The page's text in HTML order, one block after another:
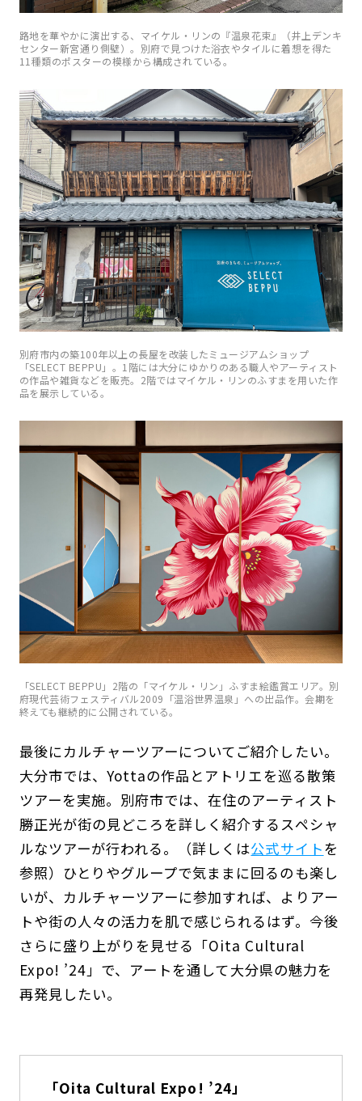
路地を華やかに演出する、マイケル・リンの『温泉花束』（井上デンキ
センター新宮通り側壁）。別府で見つけた浴衣やタイルに着想を得た
11種類のポスターの模様から構成されている。
別府市内の築100年以上の長屋を改装したミュージアムショップ
「SELECT BEPPU」。1階には大分にゆかりのある職人やアーティスト
の作品や雑貨などを販売。2階ではマイケル・リンのふすまを用いた作
品を展示している。
「SELECT BEPPU」2階の「マイケル・リン」ふすま絵鑑賞エリア。別
府現代芸術フェスティバル2009「温浴世界温泉」への出品作。会期を
終えても継続的に公開されている。
最後にカルチャーツアーについてご紹介したい。
大分市では、Yottaの作品とアトリエを巡る散策
ツアーを実施。別府市では、在住のアーティスト
勝正光が街の見どころを詳しく紹介するスペシャ
ルなツアーが行われる。（詳しくは公式サイトを
参照）ひとりやグループで気ままに回るのも楽し
いが、カルチャーツアーに参加すれば、よりアー
トや街の人々の活力を肌で感じられるはず。今後
さらに盛り上がりを見せる「Oita Cultural
Expo! ’24」で、アートを通して大分県の魅力を
再発見したい。
「Oita Cultural Expo! ’24」